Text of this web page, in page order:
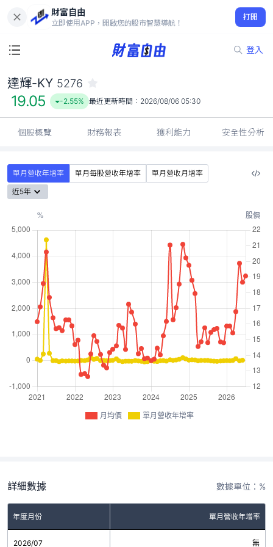
財富自由
立即使用APP，開啟您的股市智慧導航！
打開
登入
19.05
-2.55%
達輝-KY 5276
19.05 -2.55% 最近更新時間： 2026/08/06 05:30
個股概覽 財務報表 獲利能力 安全性分析
單月營收年增率 單月每股營收年增率
單月營收月增率
近5年
月均價 單月營收年增率
詳細數據 數據單位：%
年度月份 單月營收年增率
2026/07 無